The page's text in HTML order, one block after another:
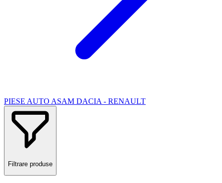
PIESE AUTO ASAM DACIA - RENAULT
Filtrare produse